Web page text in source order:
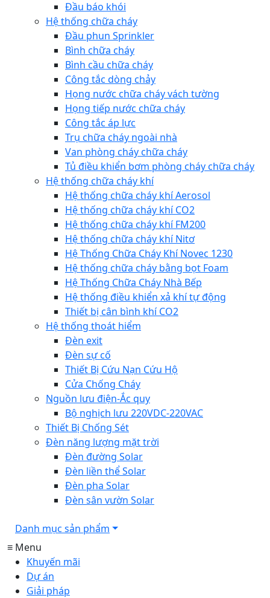
Đầu báo khói
Hệ thống chữa cháy
Đầu phun Sprinkler
Bình chữa cháy
Bình cầu chữa cháy
Công tắc dòng chảy
Họng nước chữa cháy vách tường
Họng tiếp nước chữa cháy
Công tắc áp lực
Trụ chữa cháy ngoài nhà
Van phòng cháy chữa cháy
Tủ điều khiển bơm phòng cháy chữa cháy
Hệ thống chữa cháy khí
Hệ thống chữa cháy khí Aerosol
Hệ thống chữa cháy khí CO2
Hệ thống chữa cháy khí FM200
Hệ thống chữa cháy khí Nitơ
Hệ Thống Chữa Cháy Khí Novec 1230
Hệ thống chữa cháy bằng bọt Foam
Hệ Thống Chữa Cháy Nhà Bếp
Hệ thống điều khiển xả khí tự động
Thiết bị cân bình khí CO2
Hệ thống thoát hiểm
Đèn exit
Đèn sự cố
Thiết Bị Cứu Nạn Cứu Hộ
Cửa Chống Cháy
Nguồn lưu điện-Ắc quy
Bộ nghịch lưu 220VDC-220VAC
Thiết Bị Chống Sét
Đèn năng lượng mặt trời
Đèn đường Solar
Đèn liền thể Solar
Đèn pha Solar
Đèn sân vườn Solar
Danh mục sản phẩm
≡ Menu
Khuyến mãi
Dự án
Giải pháp